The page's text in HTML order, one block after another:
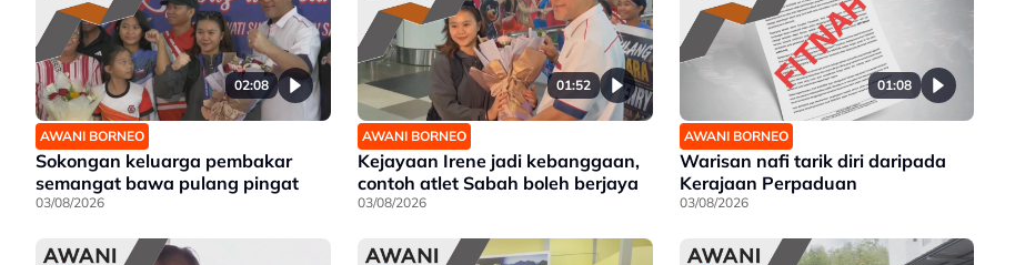
02:08
AWANI BORNEO
Sokongan keluarga pembakar
semangat bawa pulang pingat
03/08/2026
01:52
AWANI BORNEO
Kejayaan Irene jadi kebanggaan,
contoh atlet Sabah boleh berjaya
03/08/2026
01:08
AWANI BORNEO
Warisan nafi tarik diri daripada
Kerajaan Perpaduan
03/08/2026